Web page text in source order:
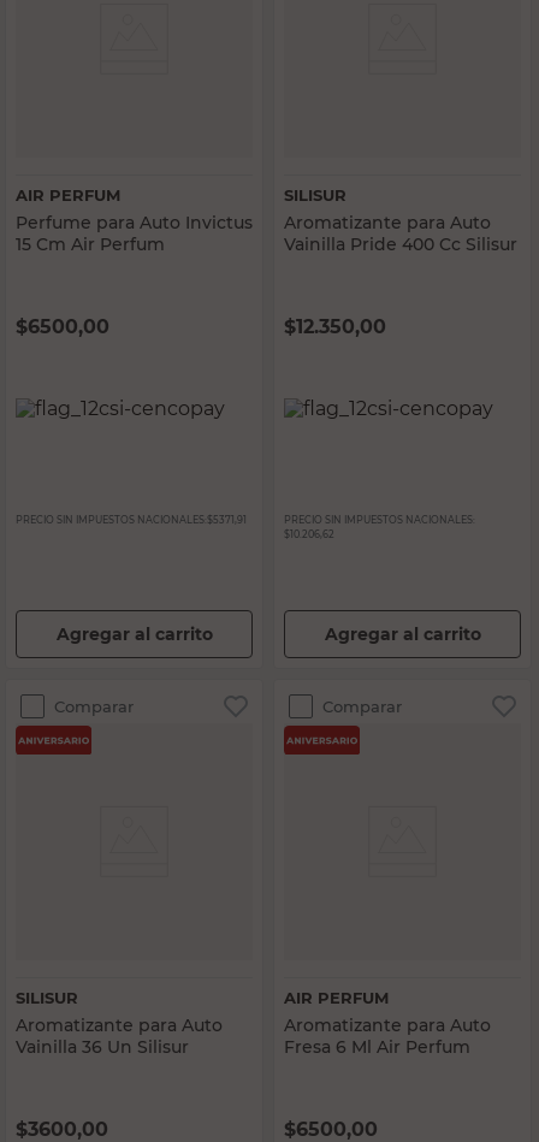
AIR PERFUM
Perfume para Auto Invictus
15 Cm Air Perfum
$6500,00
PRECIO SIN IMPUESTOS NACIONALES: $5371,91
Agregar al carrito
SILISUR
Aromatizante para Auto
Vainilla Pride 400 Cc Silisur
$12.350,00
PRECIO SIN IMPUESTOS NACIONALES:
$10.206,62
Agregar al carrito
Comparar
SILISUR
Aromatizante para Auto
Vainilla 36 Un Silisur
$3600,00
Comparar
AIR PERFUM
Aromatizante para Auto
Fresa 6 Ml Air Perfum
$6500,00